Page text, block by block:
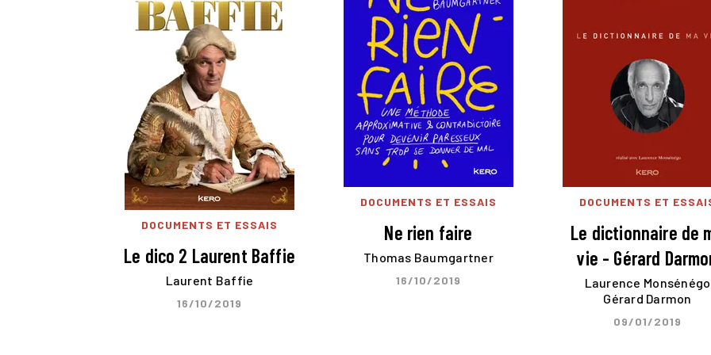
DOCUMENTS ET ESSAIS
Le dico 2 Laurent Baffie
Laurent Baffie
16/10/2019
DOCUMENTS ET ESSAIS
Ne rien faire
Thomas Baumgartner
16/10/2019
DOCUMENTS ET
Le dictionnaire de
vie - Gérard
Laurence Monsénégo
Gérard Darmon
09/01/2019